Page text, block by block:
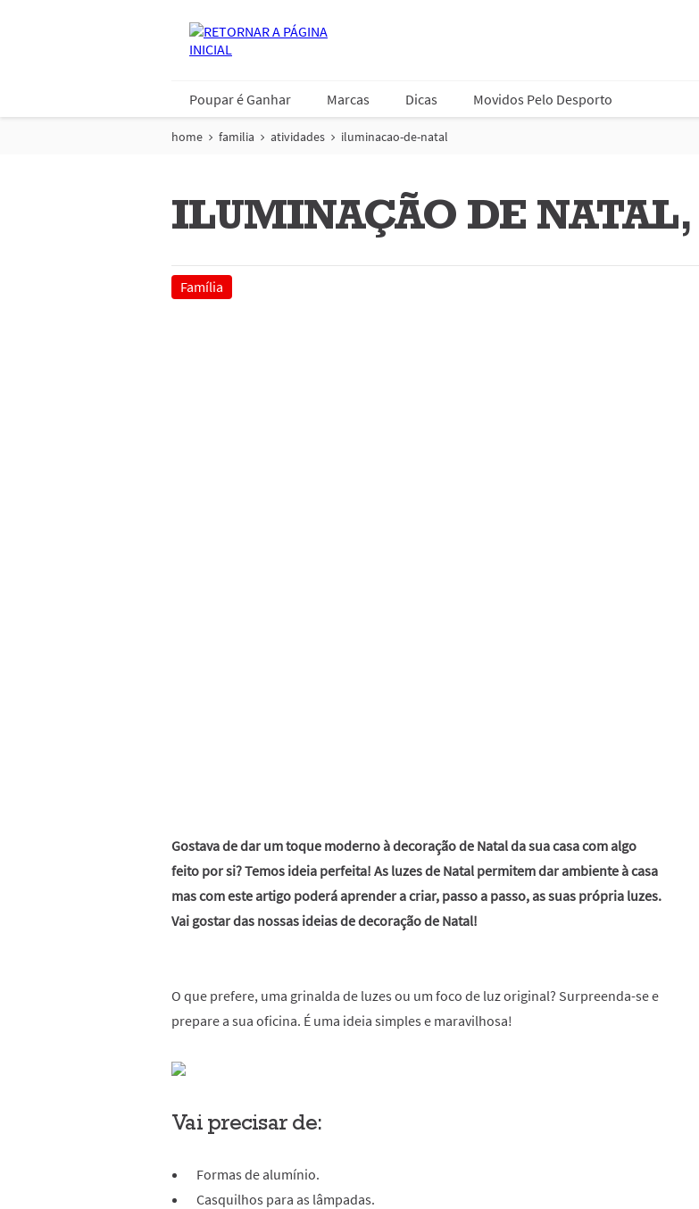
Poupar é Ganhar Marcas Dicas Movidos Pelo Desporto
home familia atividades iluminacao-de-natal
ILUMINAÇÃO DE NATAL,
Família
Gostava de dar um toque moderno à decoração de Natal da sua casa com algo
feito por si? Temos ideia perfeita! As luzes de Natal permitem dar ambiente à casa
mas com este artigo poderá aprender a criar, passo a passo, as suas própria luzes.
Vai gostar das nossas ideias de decoração de Natal!
O que prefere, uma grinalda de luzes ou um foco de luz original? Surpreenda-se e
prepare a sua oficina. É uma ideia simples e maravilhosa!
Vai precisar de:
Formas de alumínio.
Casquilhos para as lâmpadas.